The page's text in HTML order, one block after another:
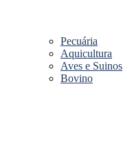
Pecuária
Aquicultura
Aves e Suinos
Bovino